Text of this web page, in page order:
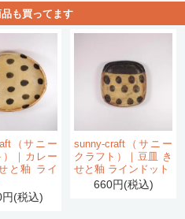
も買ってます
（サニー
）｜カレー
と釉 ライ
(税込)
sunny-craft（サニー
クラフト）｜豆皿 き
せと釉 ラインドット
660円(税込)